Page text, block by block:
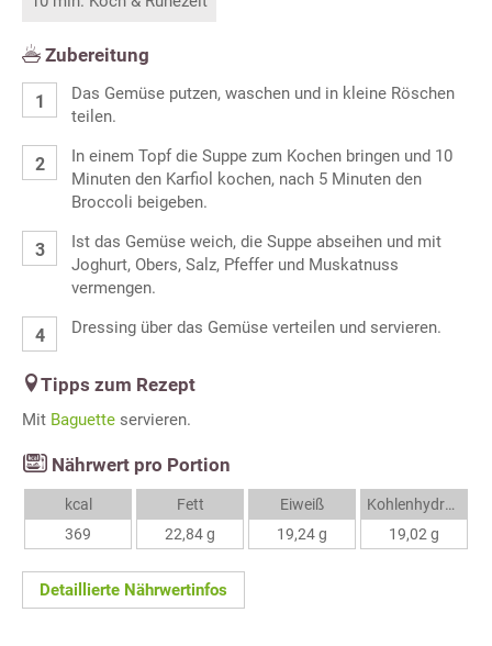
Zubereitung
Das Gemüse putzen, waschen und in kleine Röschen
teilen.
In einem Topf die Suppe zum Kochen bringen und 10
Minuten den Karfiol kochen, nach 5 Minuten den
Broccoli beigeben.
Ist das Gemüse weich, die Suppe abseihen und mit
Joghurt, Obers, Salz, Pfeffer und Muskatnuss
vermengen.
Dressing über das Gemüse verteilen und servieren.
Tipps zum Rezept
Mit Baguette servieren.
Nährwert pro Portion
kcal
369
Fett
22,84 g
Eiweiß
19,24 g
Kohlenhydrate
19,02 g
Detaillierte Nährwertinfos